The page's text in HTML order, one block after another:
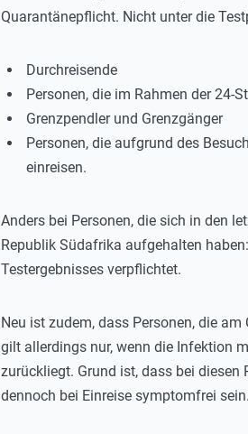
Quarantänepflicht. Nicht unter die
Durchreisende
Personen, die im Rahmen der 24-
Grenzpendler und Grenzgänger
Personen, die aufgrund des
einreisen.
Anders bei Personen, die sich in den
Republik Südafrika aufgehalten
Testergebnisses verpflichtet.
Neu ist zudem, dass Personen, die
gilt allerdings nur, wenn die Infektion
zurückliegt. Grund ist, dass bei
dennoch bei Einreise symptomfrei